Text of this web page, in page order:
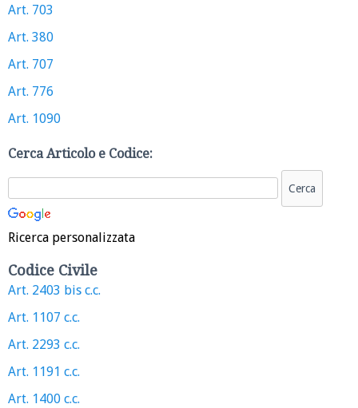
Art. 703
Art. 380
Art. 707
Art. 776
Art. 1090
Cerca Articolo e Codice:
Ricerca personalizzata
Codice Civile
Art. 2403 bis c.c.
Art. 1107 c.c.
Art. 2293 c.c.
Art. 1191 c.c.
Art. 1400 c.c.